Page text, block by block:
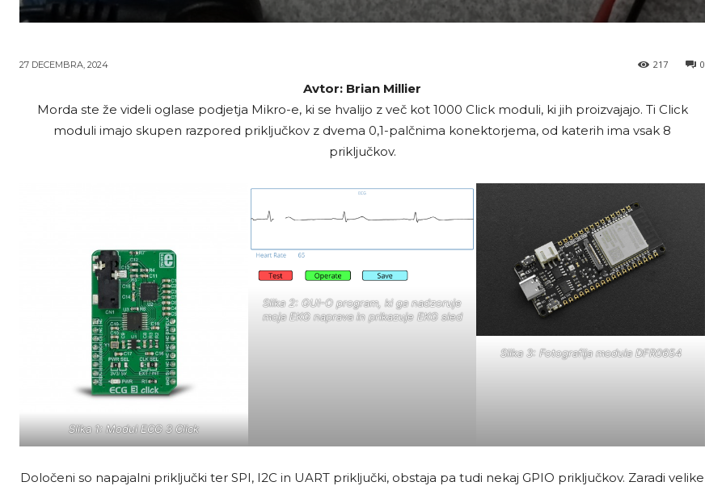
27 DECEMBRA, 2024 0
217
Avtor: Brian Millier
Morda ste že videli oglase podjetja Mikro-e, ki se hvalijo z več kot 1000 Click moduli, ki jih proizvajajo. Ti Click
moduli imajo skupen razpored priključkov z dvema 0,1-palčnima konektorjema, od katerih ima vsak 8
priključkov.
Slika 1: Modul ECG 3 Click
Slika 2: GUI-O program, ki ga nadzoruje
moja EKG naprava in prikazuje EKG sled
Slika 3: Fotografija modula DFR0654
Določeni so napajalni priključki ter SPI, I2C in UART priključki, obstaja pa tudi nekaj GPIO priključkov. Zaradi velike